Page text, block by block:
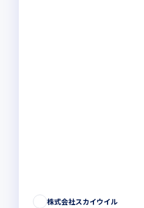
株式会社スカイウイル